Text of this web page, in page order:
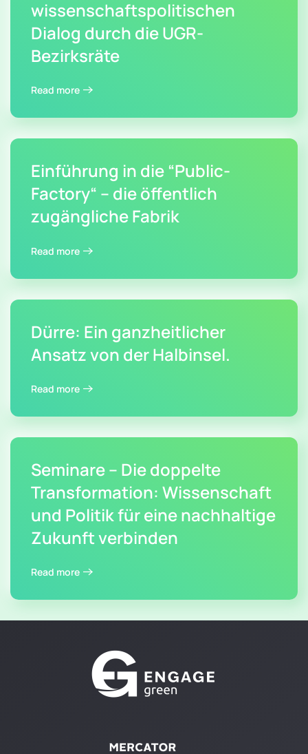
wissenschaftspolitischen
Dialog durch die UGR-
Bezirksräte
Read more
Einführung in die “Public-
Factory“ – die öffentlich
zugängliche Fabrik
Read more
Dürre: Ein ganzheitlicher
Ansatz von der Halbinsel.
Read more
Seminare – Die doppelte
Transformation: Wissenschaft
und Politik für eine nachhaltige
Zukunft verbinden
Read more